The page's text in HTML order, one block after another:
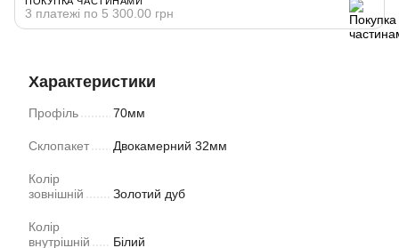
3 платежі по 5 300.00 грн
Характеристики
Профіль 70мм
Склопакет Двокамерний 32мм
Колір
зовнішній
Золотий дуб
Колір
внутрішній
Білий